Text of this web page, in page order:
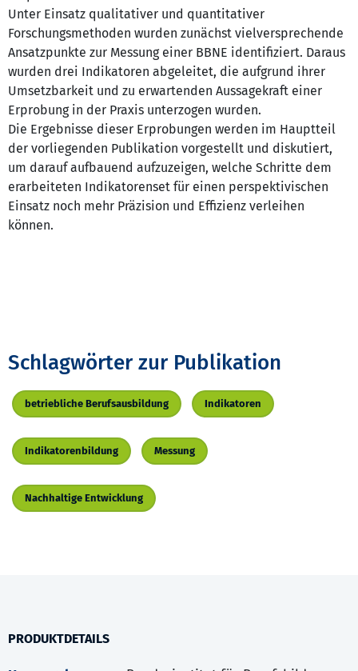
Unter Einsatz qualitativer und quantitativer
Forschungsmethoden wurden zunächst vielversprechende
Ansatzpunkte zur Messung einer BBNE identifiziert. Daraus
wurden drei Indikatoren abgeleitet, die aufgrund ihrer
Umsetzbarkeit und zu erwartenden Aussagekraft einer
Erprobung in der Praxis unterzogen wurden.
Die Ergebnisse dieser Erprobungen werden im Hauptteil
der vorliegenden Publikation vorgestellt und diskutiert,
um darauf aufbauend aufzuzeigen, welche Schritte dem
erarbeiteten Indikatorenset für einen perspektivischen
Einsatz noch mehr Präzision und Effizienz verleihen
können.
Schlagwörter zur Publikation
betriebliche Berufsausbildung Indikatoren
Indikatorenbildung Messung
Nachhaltige Entwicklung
PRODUKTDETAILS